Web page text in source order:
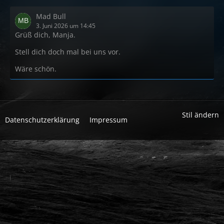
Mad Bull
3. Juni 2026 um 14:45
Grüß dich, Manja.
Stell dich doch mal bei uns vor.
Wäre schön.
Stil ändern
Datenschutzerklärung Impressum